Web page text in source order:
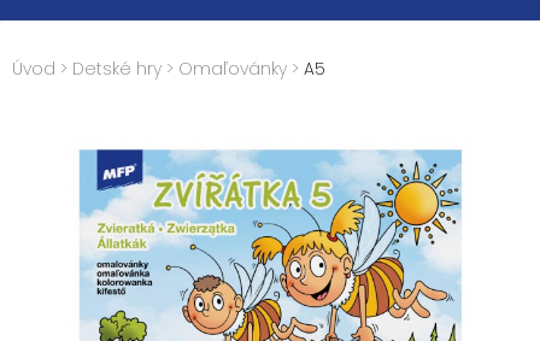
Úvod > Detské hry > Omaľovánky > A5